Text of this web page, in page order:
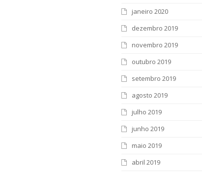
janeiro 2020
dezembro 2019
novembro 2019
outubro 2019
setembro 2019
agosto 2019
julho 2019
junho 2019
maio 2019
abril 2019